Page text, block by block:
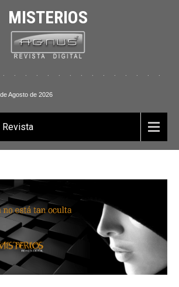
MISTERIOS
. . . . . . . . . . . . . . .
Agosto de 2026
Revista